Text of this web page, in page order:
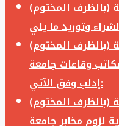
(بالظرف المختوم)
(بالظرف المختوم)
وقاعات جامعة
إدلب وفق الآتي:
(بالظرف المختوم)
لزوم مخابر جامعة